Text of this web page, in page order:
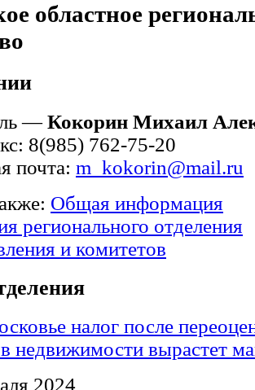
областное
—Кокорин Михаил
8(985) 762-75-20
почта: m_kokorin@mail.ru
Общая информация
регионального отделения
и комитетов
налог после
недвижимости вырастет
2024